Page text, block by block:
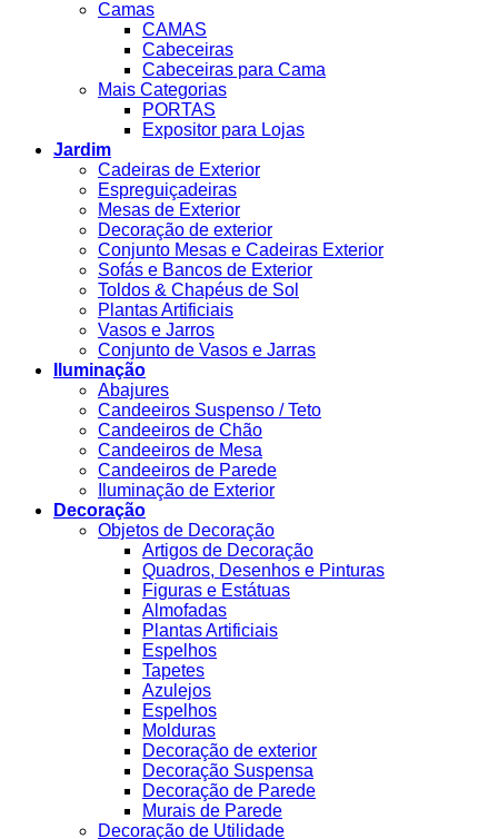
Camas
CAMAS
Cabeceiras
Cabeceiras para Cama
Mais Categorias
PORTAS
Expositor para Lojas
Jardim
Cadeiras de Exterior
Espreguiçadeiras
Mesas de Exterior
Decoração de exterior
Conjunto Mesas e Cadeiras Exterior
Sofás e Bancos de Exterior
Toldos & Chapéus de Sol
Plantas Artificiais
Vasos e Jarros
Conjunto de Vasos e Jarras
Iluminação
Abajures
Candeeiros Suspenso / Teto
Candeeiros de Chão
Candeeiros de Mesa
Candeeiros de Parede
Iluminação de Exterior
Decoração
Objetos de Decoração
Artigos de Decoração
Quadros, Desenhos e Pinturas
Figuras e Estátuas
Almofadas
Plantas Artificiais
Espelhos
Tapetes
Azulejos
Espelhos
Molduras
Decoração de exterior
Decoração Suspensa
Decoração de Parede
Murais de Parede
Decoração de Utilidade